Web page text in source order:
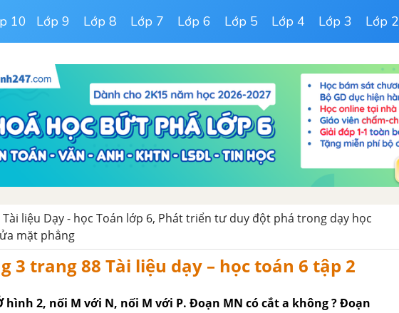
10 Lớp 9 Lớp 8 Lớp 7 Lớp 6 Lớp 5 Lớp 4 Lớp 3 Lớp 2
Tài liệu Dạy - học Toán lớp 6, Phát triển tư duy đột phá trong dạy học
mặt phẳng
3 trang 88 Tài liệu dạy – học toán 6 tập 2
hình 2, nối M với N, nối M với P. Đoạn MN có cắt a không ? Đoạn